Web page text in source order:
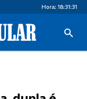
Hora: 18:31:31